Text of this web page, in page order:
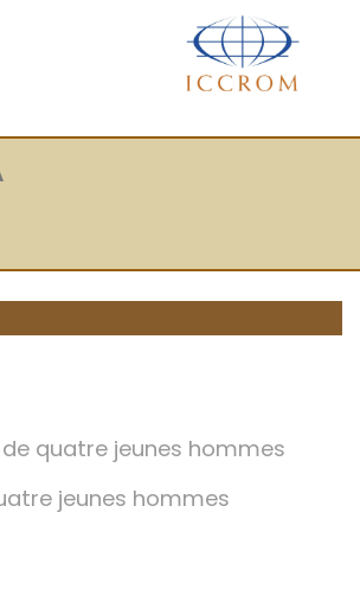
quatre jeunes hommes
jeunes hommes